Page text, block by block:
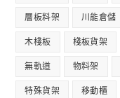
層板料架 川能倉儲
木棧板 棧板貨架
無軌道 物料架
特殊貨架 移動櫃